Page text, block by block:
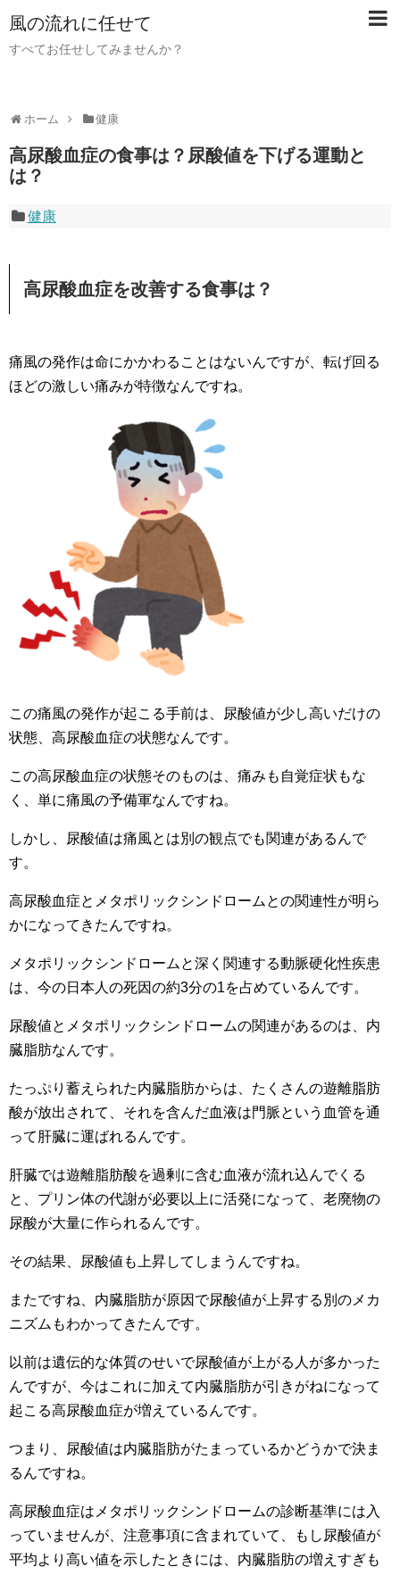
風の流れに任せて
すべてお任せしてみませんか？
ホーム 健康
高尿酸血症の食事は？尿酸値を下げる運動と
は？
健康
高尿酸血症を改善する食事は？
痛風の発作は命にかかわることはないんですが、転げ回る
ほどの激しい痛みが特徴なんですね。
この痛風の発作が起こる手前は、尿酸値が少し高いだけの
状態、高尿酸血症の状態なんです。
この高尿酸血症の状態そのものは、痛みも自覚症状もな
く、単に痛風の予備軍なんですね。
しかし、尿酸値は痛風とは別の観点でも関連があるんで
す。
高尿酸血症とメタポリックシンドロームとの関連性が明ら
かになってきたんですね。
メタポリックシンドロームと深く関連する動脈硬化性疾患
は、今の日本人の死因の約3分の1を占めているんです。
尿酸値とメタポリックシンドロームの関連があるのは、内
臓脂肪なんです。
たっぷり蓄えられた内臓脂肪からは、たくさんの遊離脂肪
酸が放出されて、それを含んだ血液は門脈という血管を通
って肝臓に運ばれるんです。
肝臓では遊離脂肪酸を過剰に含む血液が流れ込んでくる
と、プリン体の代謝が必要以上に活発になって、老廃物の
尿酸が大量に作られるんです。
その結果、尿酸値も上昇してしまうんですね。
またですね、内臓脂肪が原因で尿酸値が上昇する別のメカ
ニズムもわかってきたんです。
以前は遺伝的な体質のせいで尿酸値が上がる人が多かった
んですが、今はこれに加えて内臓脂肪が引きがねになって
起こる高尿酸血症が増えているんです。
つまり、尿酸値は内臓脂肪がたまっているかどうかで決ま
るんですね。
高尿酸血症はメタポリックシンドロームの診断基準には入
っていませんが、注意事項に含まれていて、もし尿酸値が
平均より高い値を示したときには、内臓脂肪の増えすぎも